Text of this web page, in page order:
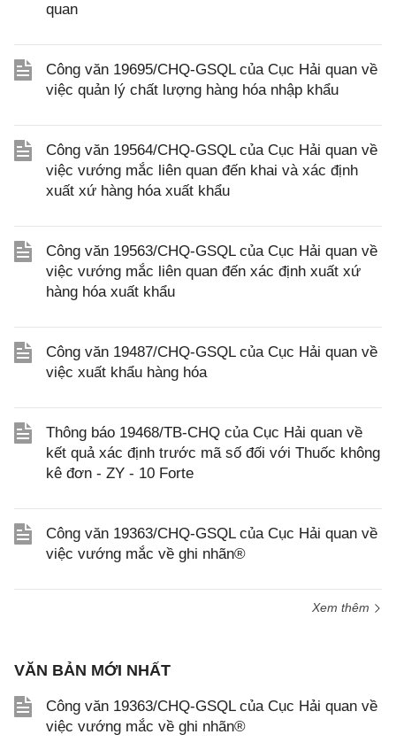
quan
Công văn 19695/CHQ-GSQL của Cục Hải quan về
việc quản lý chất lượng hàng hóa nhập khẩu
Công văn 19564/CHQ-GSQL của Cục Hải quan về
việc vướng mắc liên quan đến khai và xác định
xuất xứ hàng hóa xuất khẩu
Công văn 19563/CHQ-GSQL của Cục Hải quan về
việc vướng mắc liên quan đến xác định xuất xứ
hàng hóa xuất khẩu
Công văn 19487/CHQ-GSQL của Cục Hải quan về
việc xuất khẩu hàng hóa
Thông báo 19468/TB-CHQ của Cục Hải quan về
kết quả xác định trước mã số đối với Thuốc không
kê đơn - ZY - 10 Forte
Công văn 19363/CHQ-GSQL của Cục Hải quan về
việc vướng mắc về ghi nhãn®
Xem thêm
VĂN BẢN MỚI NHẤT
Công văn 19363/CHQ-GSQL của Cục Hải quan về
việc vướng mắc về ghi nhãn®